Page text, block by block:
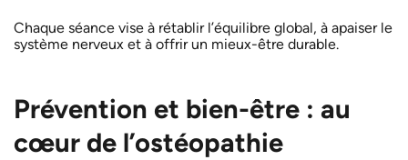
Chaque séance vise à rétablir l’équilibre global, à apaiser le
système nerveux et à offrir un mieux-être durable.
Prévention et bien-être : au
cœur de l’ostéopathie